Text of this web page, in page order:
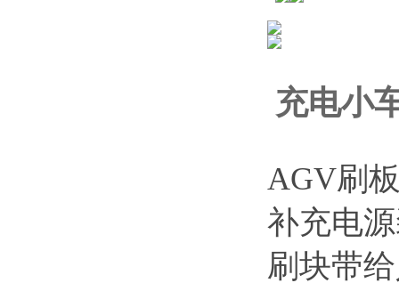
充电小
AGV刷
补充电
刷块带